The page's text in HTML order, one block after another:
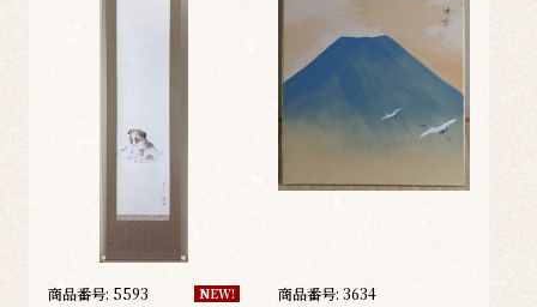
商品番号: 5593 NEW! 商品番号: 3634